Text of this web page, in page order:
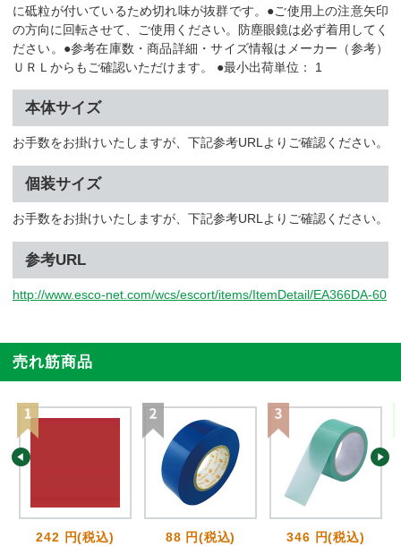
に砥粒が付いているため切れ味が抜群です。●ご使用上の注意矢印
の方向に回転させて、ご使用ください。防塵眼鏡は必ず着用してく
ださい。●参考在庫数・商品詳細・サイズ情報はメーカー（参考）
ＵＲＬからもご確認いただけます。 ●最小出荷単位： 1
本体サイズ
お手数をお掛けいたしますが、下記参考URLよりご確認ください。
個装サイズ
お手数をお掛けいたしますが、下記参考URLよりご確認ください。
参考URL
http://www.esco-net.com/wcs/escort/items/ItemDetail/EA366DA-60
売れ筋商品
242 円(税込) 88 円(税込) 346 円(税込)